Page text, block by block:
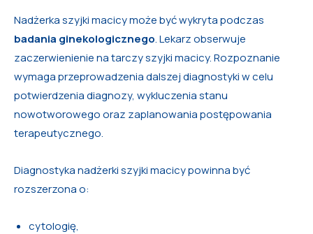
Nadżerka szyjki macicy może być wykryta podczas
badania ginekologicznego. Lekarz obserwuje
zaczerwienienie na tarczy szyjki macicy. Rozpoznanie
wymaga przeprowadzenia dalszej diagnostyki w celu
potwierdzenia diagnozy, wykluczenia stanu
nowotworowego oraz zaplanowania postępowania
terapeutycznego.
Diagnostyka nadżerki szyjki macicy powinna być
rozszerzona o:
cytologię,